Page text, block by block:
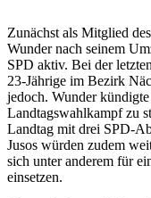
Zunächst als Mitglied
Wunder nach seinem
SPD aktiv. Bei der
23-Jährige im Bezirk
jedoch. Wunder
Landtagswahlkampf zu
Landtag mit drei SPD-
Jusos würden zudem
sich unter anderem für
einsetzen.